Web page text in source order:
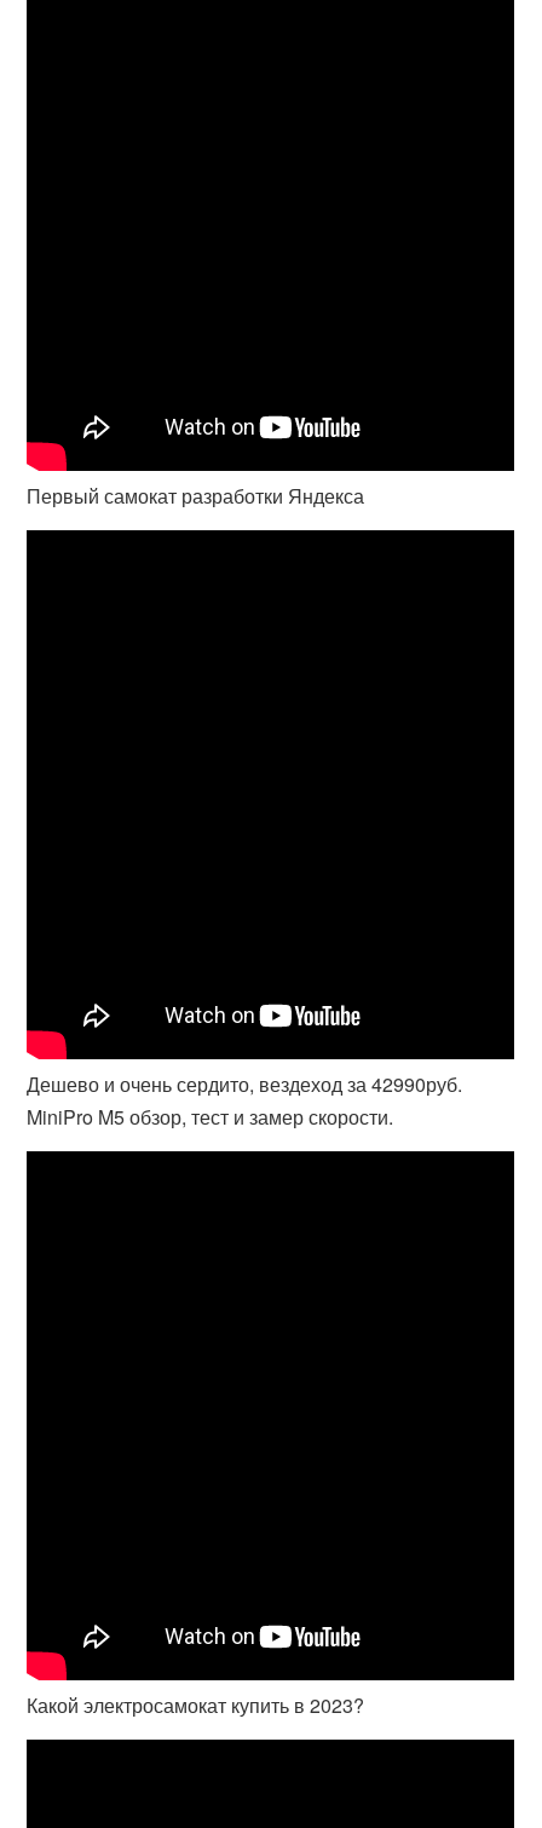
Первый самокат разработки Яндекса
Дешево и очень сердито, вездеход за 42990руб.
MiniPro M5 обзор, тест и замер скорости.
Какой электросамокат купить в 2023?